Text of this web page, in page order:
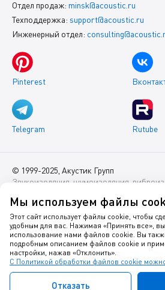
Отдел продаж: minsk@acoustic.ru
Техподдержка: support@acoustic.ru
Инженерный отдел:
Pinterest
Telegram Rutube
© 1999-2025, Акустик Групп
Звукоизоляция, шумоизоляция,
Данный интернет-сайт носит
характер и ни при каких условиях не
офертой.
Политика оператора в отношении
данных
Мы используем файлы
Этот сайт использует файлы cookie, чтобы
удобным для вас. Нажимая «Принять все»,
использование нами файлов cookie. Вы
подробным описанием файлов cookie и
настройки, нажав «Отклонить».
С Политикой обработки файлов cookie
Отказать